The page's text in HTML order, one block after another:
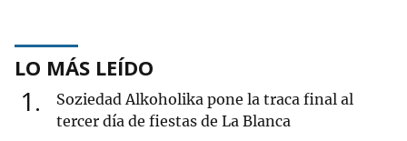
LO MÁS LEÍDO
1
Soziedad Alkoholika pone la traca final al
tercer día de fiestas de La Blanca